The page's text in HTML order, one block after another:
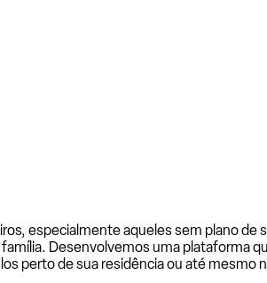
especialmente aqueles sem plano de
Desenvolvemos uma plataforma
perto de sua residência ou até mesmo